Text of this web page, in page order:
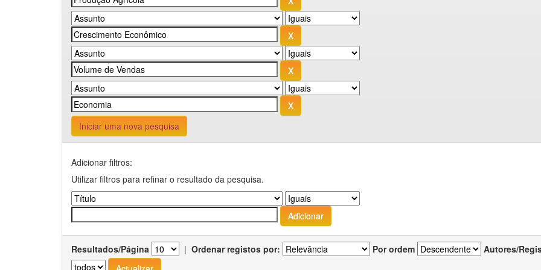
Iniciar uma nova pesquisa
Adicionar filtros:
Utilizar filtros para refinar o resultado da pesquisa.
Resultados/Página | Ordenar registos por: Por ordem Autores/